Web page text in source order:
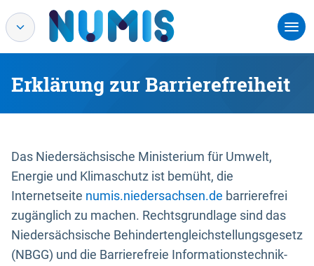
Erklärung zur Barrierefreiheit
Das Niedersächsische Ministerium für Umwelt,
Energie und Klimaschutz ist bemüht, die
Internetseite numis.niedersachsen.de barrierefrei
zugänglich zu machen. Rechtsgrundlage sind das
Niedersächsische Behindertengleichstellungsgesetz
(NBGG) und die Barrierefreie Informationstechnik-